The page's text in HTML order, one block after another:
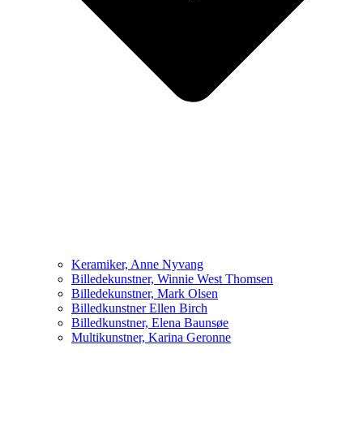
Keramiker, Anne Nyvang
Billedekunstner, Winnie West Thomsen
Billedekunstner, Mark Olsen
Billedkunstner Ellen Birch
Billedkunstner, Elena Baunsøe
Multikunstner, Karina Geronne